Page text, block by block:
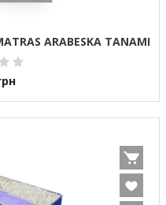
ARABESKA TANAMI